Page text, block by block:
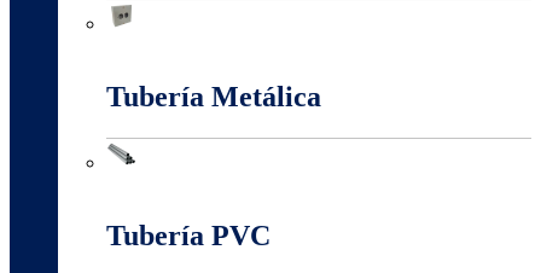
Tubería Metálica
Tubería PVC